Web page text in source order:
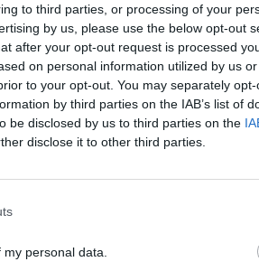
to third parties, or processing of your
by us, please use the below opt-out
after your opt-out request is processed
on personal information utilized by us
to your opt-out. You may separately
by third parties on the IAB’s list of
be disclosed by us to third parties on the
disclose it to other third parties.
personal data.
Puaté, les persones amb
capacitats molt
tenen dificultats de
mateixes convencions
en moltes oficines
no ho té en compte,
aquest projecte, es pretén
perfils per tal d'oferir-los un
del sector, per la